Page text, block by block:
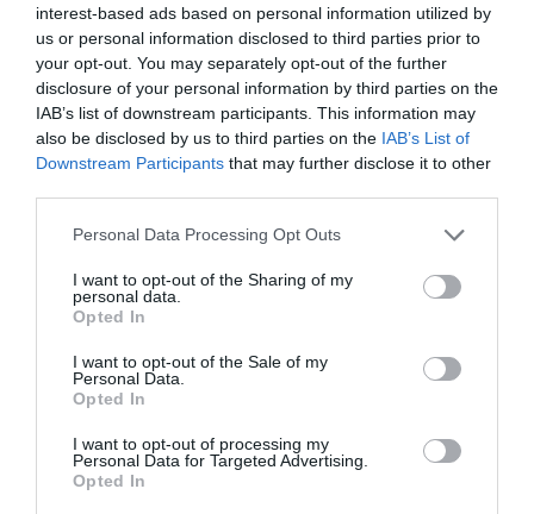
interest-based ads based on personal information utilized by
us or personal information disclosed to third parties prior to
your opt-out. You may separately opt-out of the further
disclosure of your personal information by third parties on the
IAB’s list of downstream participants. This information may
also be disclosed by us to third parties on the IAB’s List of
Downstream Participants that may further disclose it to other
Personal Data Processing Opt Outs
I want to opt-out of the Sharing of my
personal data.
Opted In
I want to opt-out of the Sale of my
Personal Data.
Opted In
I want to opt-out of processing my
Personal Data for Targeted Advertising.
Opted In
ABONNEMENT
MASQUÉE
RÉSERVÉ
INSTANTANÉ